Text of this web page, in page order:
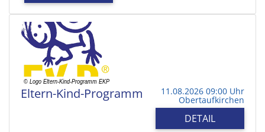
Eltern-Kind-Programm 11.08.2026 09:00 Uhr
Obertaufkirchen
DETAIL